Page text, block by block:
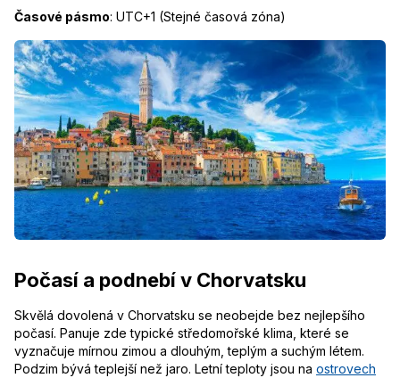
Časové pásmo: UTC+1 (Stejné časová zóna)
Počasí a podnebí v Chorvatsku
Skvělá dovolená v Chorvatsku se neobejde bez nejlepšího
počasí. Panuje zde typické středomořské klima, které se
vyznačuje mírnou zimou a dlouhým, teplým a suchým létem.
Podzim bývá teplejší než jaro. Letní teploty jsou na ostrovech